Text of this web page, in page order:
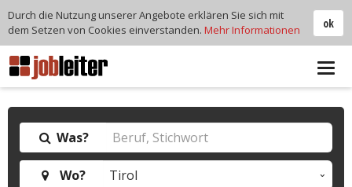
Was?
Wo?
ok
Durch die Nutzung unserer Angebote erklären Sie sich mit
dem Setzen von Cookies einverstanden. Mehr Informationen